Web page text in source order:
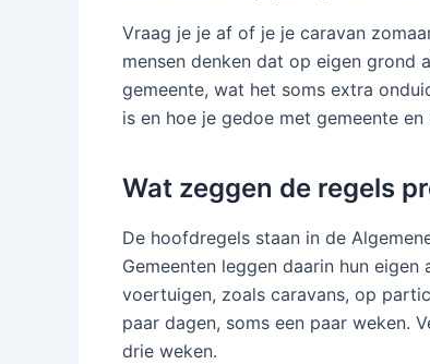
Vraag je je af of je je caravan
mensen denken dat op eigen grond
gemeente, wat het soms extra
is en hoe je gedoe met gemeente
Wat zeggen de regels
De hoofdregels staan in de
Gemeenten leggen daarin hun
voertuigen, zoals caravans, op
paar dagen, soms een paar weken.
drie weken.